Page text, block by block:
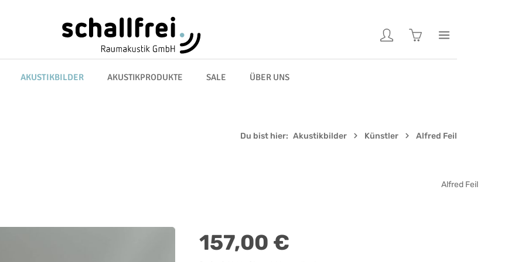
Warenkorb enthält 0
AKUSTIKBILDER AKUSTIKPRODUKTE SALE ÜBER UNS
Du bist hier: Akustikbilder Künstler Alfred Feil
Alfred Feil
Regulärer Preis:
157,00 €